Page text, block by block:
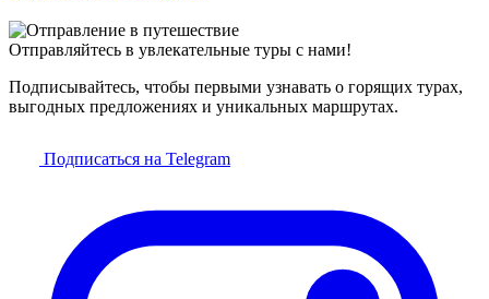
Отправляйтесь в увлекательные туры с нами!
Подписывайтесь, чтобы первыми узнавать о горящих турах,
выгодных предложениях и уникальных маршрутах.
Подписаться на Telegram